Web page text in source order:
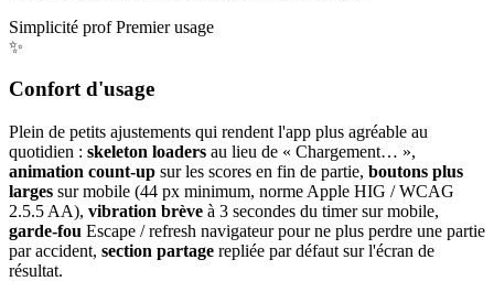
Simplicité prof Premier usage
✨
Confort d'usage
Plein de petits ajustements qui rendent l'app plus agréable au
quotidien : skeleton loaders au lieu de « Chargement… »,
animation count-up sur les scores en fin de partie, boutons plus
larges sur mobile (44 px minimum, norme Apple HIG / WCAG
2.5.5 AA), vibration brève à 3 secondes du timer sur mobile,
garde-fou Escape / refresh navigateur pour ne plus perdre une partie
par accident, section partage repliée par défaut sur l'écran de
résultat.